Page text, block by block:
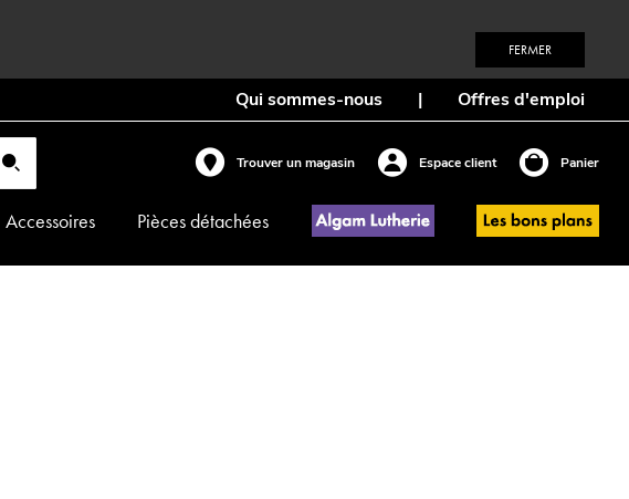
FERMER
Qui sommes-nous | Offres d'emploi
Trouver un magasin Espace client Panier
Accessoires Pièces détachées